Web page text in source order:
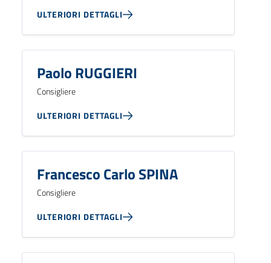
ULTERIORI DETTAGLI
Paolo RUGGIERI
Consigliere
ULTERIORI DETTAGLI
Francesco Carlo SPINA
Consigliere
ULTERIORI DETTAGLI